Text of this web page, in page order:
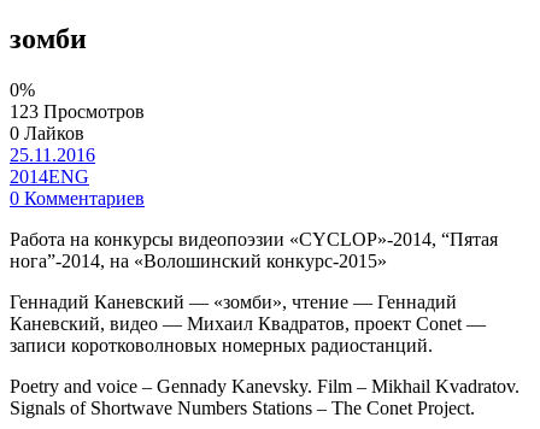
зомби
0%
123 Просмотров
0 Лайков
25.11.2016
2014ENG
0 Комментариев
Работа на конкурсы видеопоэзии «CYCLOP»-2014, “Пятая
нога”-2014, на «Волошинский конкурс-2015»
Геннадий Каневский — «зомби», чтение — Геннадий
Каневский, видео — Михаил Квадратов, проект Conet —
записи коротковолновых номерных радиостанций.
Poetry and voice – Gennady Kanevsky. Film – Mikhail Kvadratov.
Signals of Shortwave Numbers Stations – The Conet Project.